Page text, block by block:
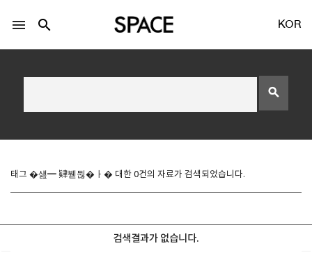
Twitter 로그인
menu search KOR
search
태그 �섎━ 肄붿뒪�ㅏ� 대한 0건의 자료가 검색되었습니다.
검색결과가 없습니다.